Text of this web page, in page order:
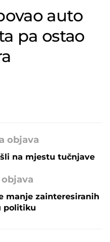
auto
pa ostao
objava
na mjestu tučnjave
manje zainteresiranih
politiku